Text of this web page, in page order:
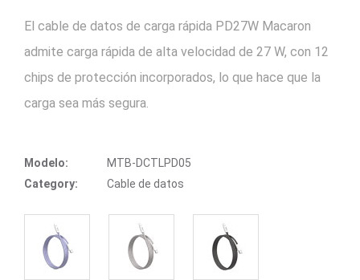
El cable de datos de carga rápida PD27W Macaron
admite carga rápida de alta velocidad de 27 W, con 12
chips de protección incorporados, lo que hace que la
carga sea más segura.
Modelo:
MTB-DCTLPD05
Category:
Cable de datos